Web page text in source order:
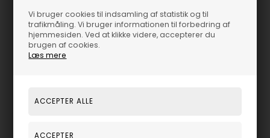
Vi bruger cookies til indsamling af statistik og til
trafikmåling. Vi bruger informationen til forbedring af
hjemmesiden. Ved at klikke videre, accepterer du
brugen af cookies.
Læs mere
kontakt vores kunde service for dit tilbud
Armbåndet leveres med certifikat og forsikrings vurdering.